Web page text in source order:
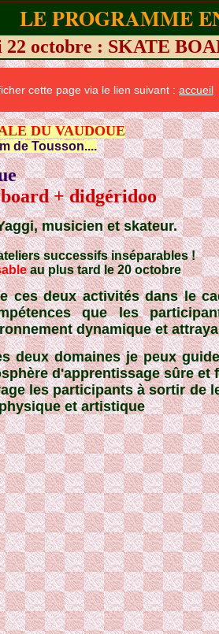
LE PROGRAMME
22 octobre : SKATE
cette page via le lien suivant : accueil
DU VAUDOUE
de Tousson....
+ didgéridoo
musicien et skateur.
successifs inséparables !
au plus tard le 20 octobre
ces deux activités dans le
que les
dynamique et
deux domaines je peux
d'apprentissage sûre
les participants à sortir de
et artistique